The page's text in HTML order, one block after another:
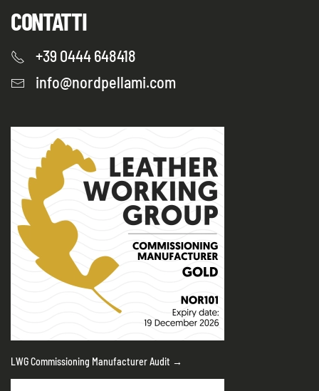
CONTATTI
+39 0444 648418
info@nordpellami.com
LWG Commissioning Manufacturer Audit →